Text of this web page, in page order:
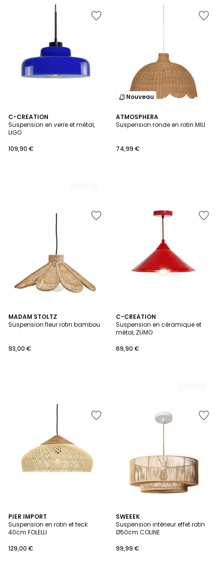
C-CREATION
Suspension en verre et métal,
LIGO
109,90 €
4
Couleurs
Nouveau
ATMOSPHERA
Suspension ronde en rotin MILI
74,99 €
MADAM STOLTZ
Suspension fleur rotin bambou
93,00 €
C-CREATION
Suspension en céramique et
métal, ZUMO
69,90 €
5
Couleurs
PIER IMPORT
Suspension en rotin et teck
40cm FOLELLI
129,00 €
SWEEEK
Suspension intérieur effet rotin
Ø50cm COLINE
99,99 €